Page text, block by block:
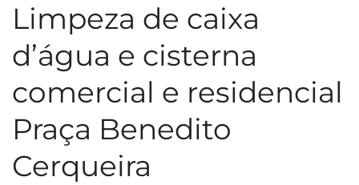
Limpeza de caixa
d’água e cisterna
comercial e residencial
Praça Benedito
Cerqueira